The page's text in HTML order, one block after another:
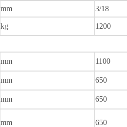
mm 3/18
kg 1200
mm 1100
mm 650
mm 650
mm 650